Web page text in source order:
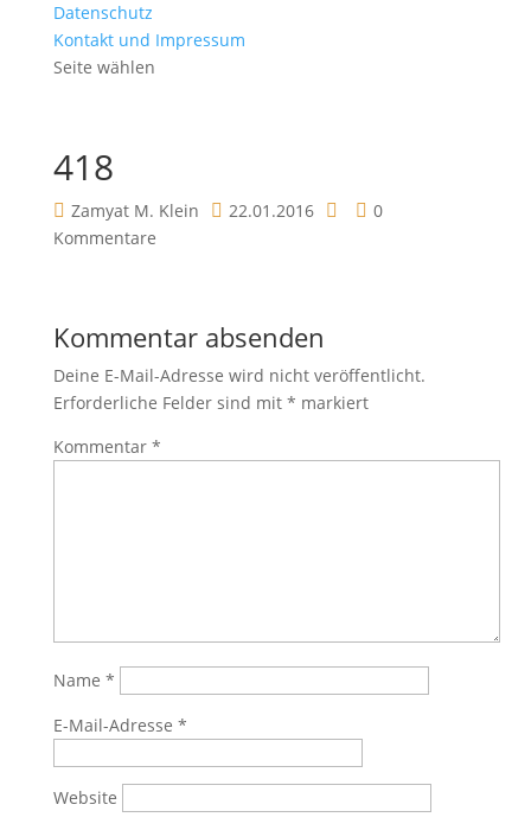
Datenschutz
Kontakt und Impressum
Seite wählen
418
Zamyat M. Klein 22.01.2016
0
Kommentare
Kommentar absenden
Deine E-Mail-Adresse wird nicht veröffentlicht.
Erforderliche Felder sind mit * markiert
Kommentar *
Name *
E-Mail-Adresse *
Website